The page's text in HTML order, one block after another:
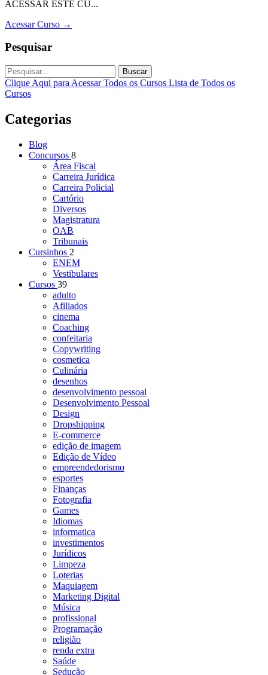
ACESSAR ESTE CU...
Acessar Curso →
Pesquisar
Buscar
Clique Aqui para Acessar Todos os Cursos Lista de Todos os
Cursos
Categorias
Blog
Concursos 8
Área Fiscal
Carreira Jurídica
Carreira Policial
Cartório
Diversos
Magistratura
OAB
Tribunais
Cursinhos 2
ENEM
Vestibulares
Cursos 39
adulto
Afiliados
cinema
Coaching
confeitaria
Copywriting
cosmetica
Culinária
desenhos
desenvolvimento pessoal
Desenvolvimento Pessoal
Design
Dropshipping
E-commerce
edição de imagem
Edição de Vídeo
empreendedorismo
esportes
Finanças
Fotografia
Games
Idiomas
informatica
investimentos
Jurídicos
Limpeza
Loterias
Maquiagem
Marketing Digital
Música
profissional
Programação
religião
renda extra
Saúde
Sedução